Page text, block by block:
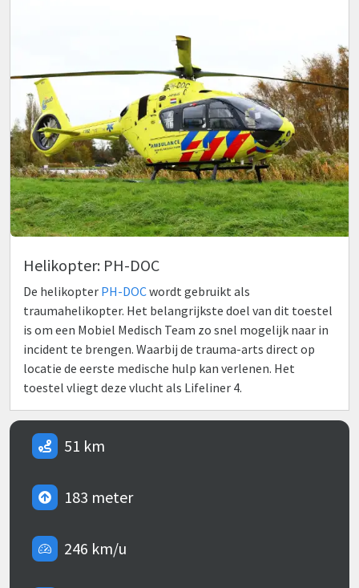
Helikopter: PH-DOC
De helikopter PH-DOCwordt gebruikt als
traumahelikopter. Het belangrijkste doel van dit toestel
is om een Mobiel Medisch Team zo snel mogelijk naar in
incident te brengen. Waarbij de trauma-arts direct op
locatie de eerste medische hulp kan verlenen. Het
toestel vliegt deze vlucht als Lifeliner 4.
51 km
183 meter
246 km/u